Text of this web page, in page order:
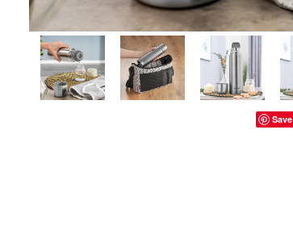
dopuri de urechi
Produse îngrijire copii
Igiena copii
Save